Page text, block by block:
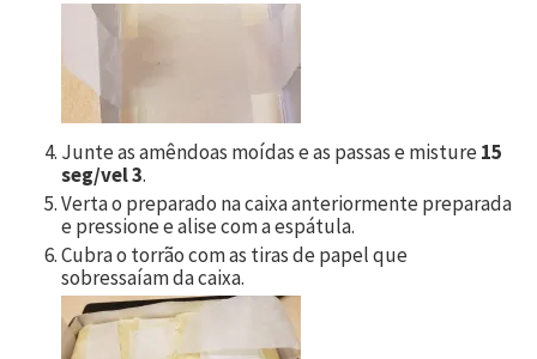
Junte as amêndoas moídas e as passas e misture15
seg/vel 3.
Verta o preparado na caixa anteriormente preparada
e pressione e alise com a espátula.
Cubra o torrão com as tiras de papel que
sobressaíam da caixa.